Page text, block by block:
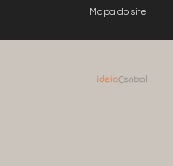
Mapa do site